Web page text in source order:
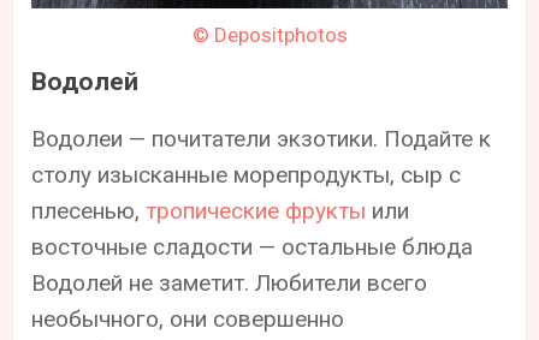
© Depositphotos
Водолей
Водолеи — почитатели экзотики. Подайте к
столу изысканные морепродукты, сыр с
плесенью,тропические фрукты или
восточные сладости — остальные блюда
Водолей не заметит. Любители всего
необычного, они совершенно